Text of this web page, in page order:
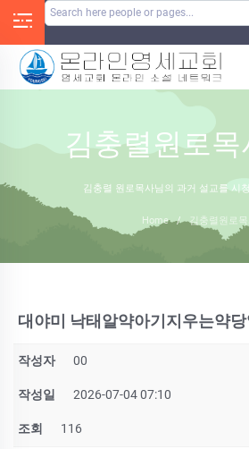
김충렬원로목
김충렬 원로목사님의 과거 설교를 시
Home / 김충렬원로
대야미 낙태알약아기지우는약
작성자 00
작성일 2026-07-04 07:10
조회 116